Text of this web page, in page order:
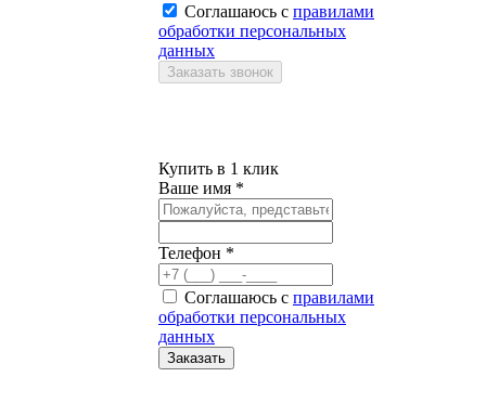
Соглашаюсь с правилами
обработки персональных
данных
Купить в 1 клик
Ваше имя *
Телефон *
Соглашаюсь с правилами
обработки персональных
данных